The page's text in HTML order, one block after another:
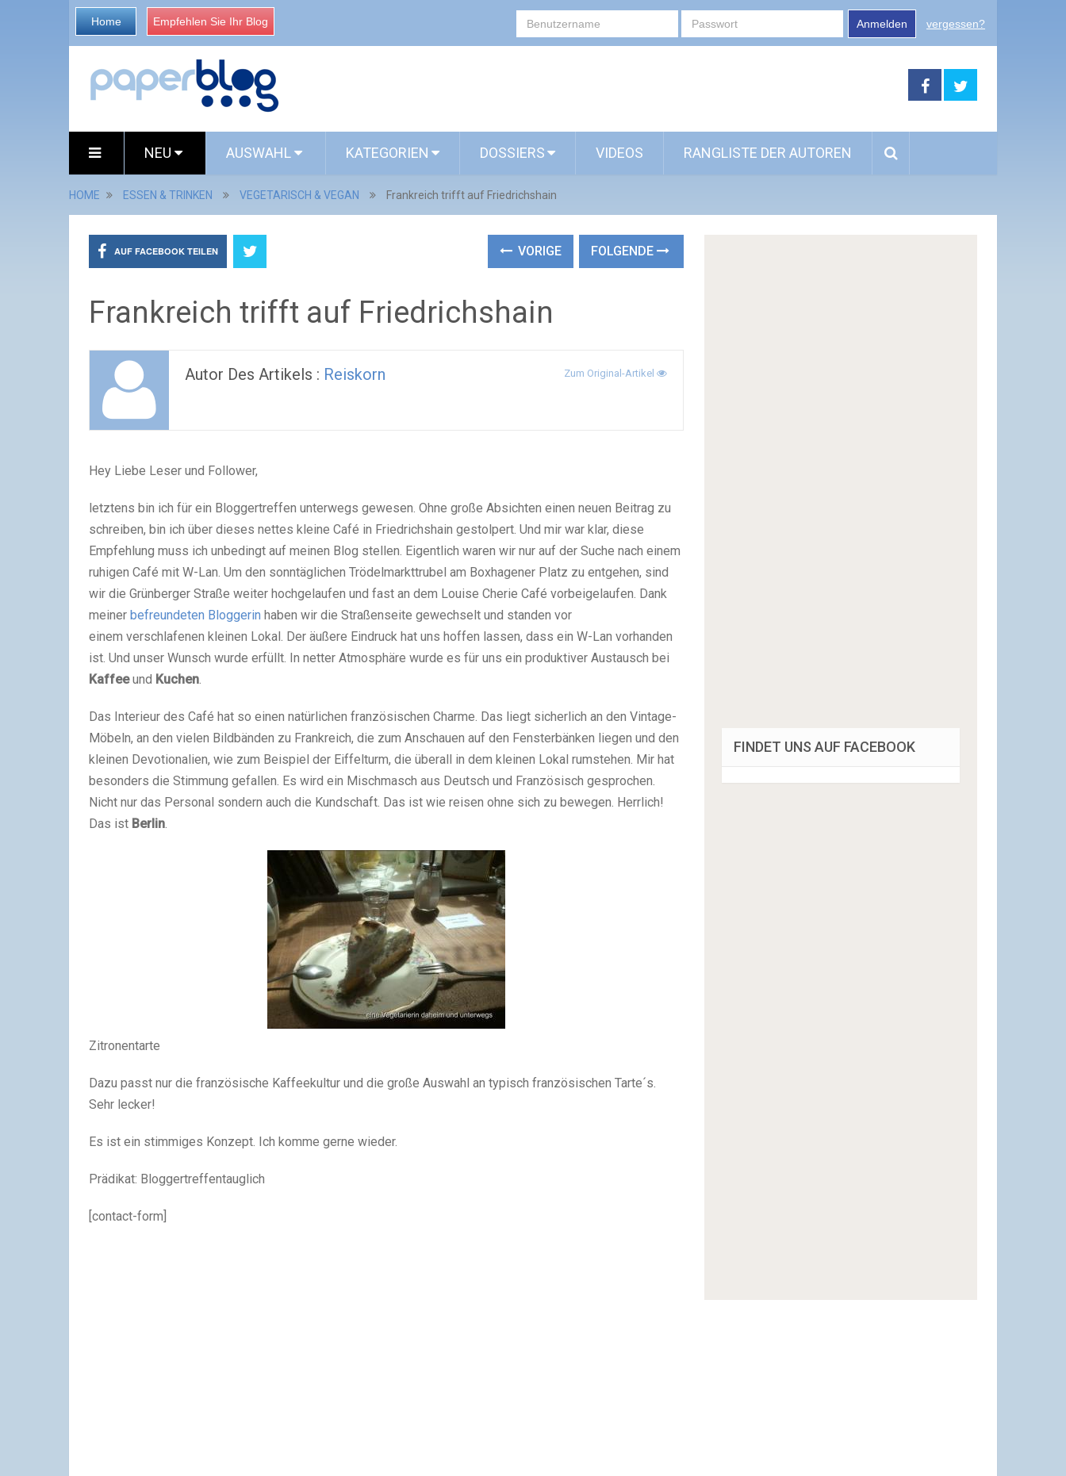
Home Empfehlen Sie Ihr Blog Anmelden vergessen?
NEU AUSWAHL KATEGORIEN DOSSIERS VIDEOS RANGLISTE DER AUTOREN
HOME ESSEN & TRINKEN VEGETARISCH & VEGAN Frankreich trifft auf Friedrichshain
AUF FACEBOOK TEILEN VORIGE FOLGENDE
Frankreich trifft auf Friedrichshain
Autor Des Artikels : Reiskorn Zum Original-Artikel
Hey Liebe Leser und Follower,
letztens bin ich für ein Bloggertreffen unterwegs gewesen. Ohne große Absichten einen neuen Beitrag zu
schreiben, bin ich über dieses nettes kleine Café in Friedrichshain gestolpert. Und mir war klar, diese
Empfehlung muss ich unbedingt auf meinen Blog stellen. Eigentlich waren wir nur auf der Suche nach einem
ruhigen Café mit W-Lan. Um den sonntäglichen Trödelmarkttrubel am Boxhagener Platz zu entgehen, sind
wir die Grünberger Straße weiter hochgelaufen und fast an dem Louise Cherie Café vorbeigelaufen. Dank
meiner befreundeten Bloggerin haben wir die Straßenseite gewechselt und standen vor
einem verschlafenen kleinen Lokal. Der äußere Eindruck hat uns hoffen lassen, dass ein W-Lan vorhanden
ist. Und unser Wunsch wurde erfüllt. In netter Atmosphäre wurde es für uns ein produktiver Austausch bei
Kaffeeund Kuchen.
Das Interieur des Café hat so einen natürlichen französischen Charme. Das liegt sicherlich an den Vintage-
Möbeln, an den vielen Bildbänden zu Frankreich, die zum Anschauen auf den Fensterbänken liegen und den
kleinen Devotionalien, wie zum Beispiel der Eiffelturm, die überall in dem kleinen Lokal rumstehen. Mir hat
besonders die Stimmung gefallen. Es wird ein Mischmasch aus Deutsch und Französisch gesprochen.
Nicht nur das Personal sondern auch die Kundschaft. Das ist wie reisen ohne sich zu bewegen. Herrlich!
Das ist Berlin.
Zitronentarte
Dazu passt nur die französische Kaffeekultur und die große Auswahl an typisch französischen Tarte´s.
Sehr lecker!
Es ist ein stimmiges Konzept. Ich komme gerne wieder.
Prädikat: Bloggertreffentauglich
[contact-form]
FINDET UNS AUF FACEBOOK